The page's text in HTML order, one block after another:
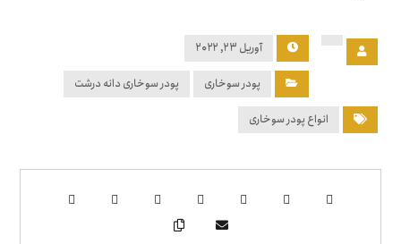
آوریل ۲۳, ۲۰۲۲
پودر سوخاری پودر سوخاری دانه درشت
انواع پودر سوخاری